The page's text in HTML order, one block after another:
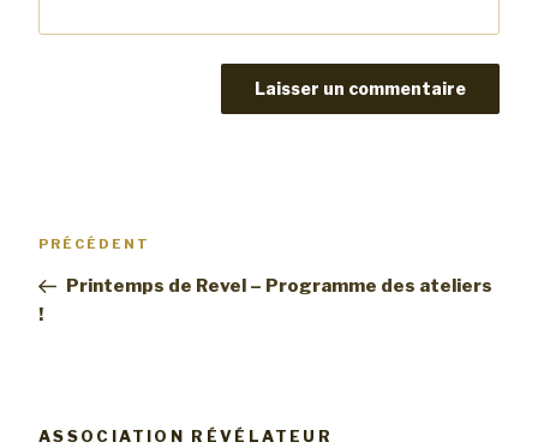
l’article
Article
PRÉCÉDENT
Printemps de Revel – Programme des ateliers
!
ASSOCIATION RÉVÉLATEUR